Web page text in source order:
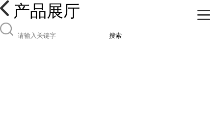
产品展厅
搜索